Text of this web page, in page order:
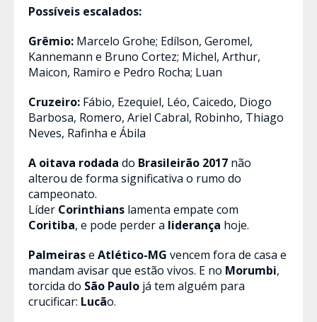
Possíveis escalados:
Grêmio: Marcelo Grohe; Edílson, Geromel,
Kannemann e Bruno Cortez; Michel, Arthur,
Maicon, Ramiro e Pedro Rocha; Luan
Cruzeiro: Fábio, Ezequiel, Léo, Caicedo, Diogo
Barbosa, Romero, Ariel Cabral, Robinho, Thiago
Neves, Rafinha e Ábila
A oitava rodada do Brasileirão 2017 não
alterou de forma significativa o rumo do
campeonato.
Líder Corinthians lamenta empate com
Coritiba, e pode perder a liderança hoje.
Palmeirase Atlético-MG vencem fora de casa e
mandam avisar que estão vivos. E no Morumbi,
torcida do São Paulo já tem alguém para
crucificar: Lucão.